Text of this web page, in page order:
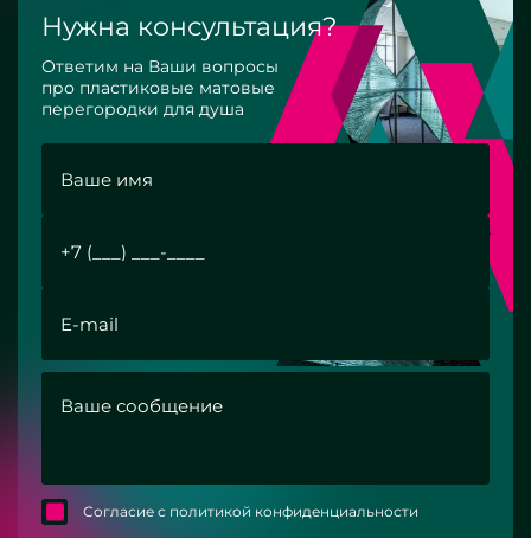
Нужна консультация?
Ответим на Ваши вопросы
про пластиковые матовые
перегородки для душа
Согласие с политикой конфиденциальности